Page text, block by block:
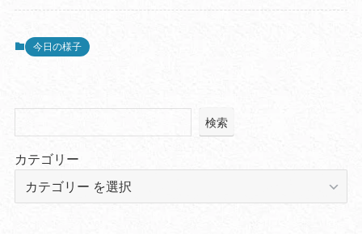
今日の様子
検索
カテゴリー